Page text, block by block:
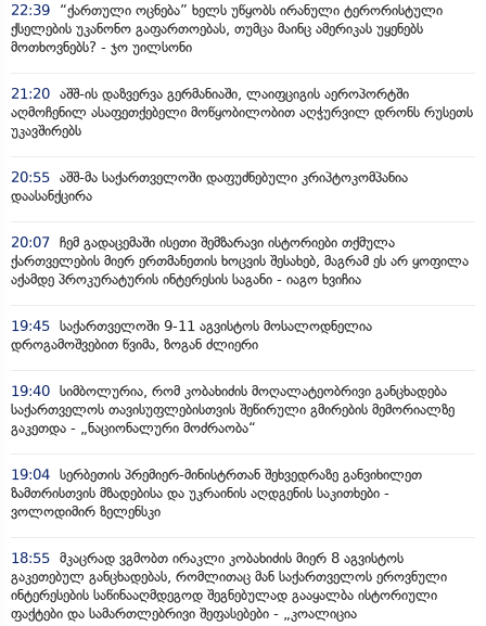
22:39
“ქართული ოცნება” ხელს უწყობს ირანული ტერორისტული
ქსელების უკანონო გაფართოებას, თუმცა მაინც ამერიკას უყენებს
მოთხოვნებს? - ჯო უილსონი
21:20 აშშ-ის დაზვერვა გერმანიაში, ლაიფციგის აეროპორტში
აღმოჩენილ ასაფეთქებელი მოწყობილობით აღჭურვილ დრონს რუსეთს
უკავშირებს
20:55 აშშ-მა საქართველოში დაფუძნებული კრიპტოკომპანია
დაასანქცირა
20:07 ჩემ გადაცემაში ისეთი შემზარავი ისტორიები თქმულა
ქართველების მიერ ერთმანეთის ხოცვის შესახებ, მაგრამ ეს არ ყოფილა
აქამდე პროკურატურის ინტერესის საგანი - იაგო ხვიჩია
19:45 საქართველოში 9-11 აგვისტოს მოსალოდნელია
დროგამოშვებით წვიმა, ზოგან ძლიერი
19:40 სიმბოლურია, რომ კობახიძის მოღალატეობრივი განცხადება
საქართველოს თავისუფლებისთვის შეწირული გმირების მემორიალზე
გაკეთდა - „ნაციონალური მოძრაობა“
19:04 სერბეთის პრემიერ-მინისტრთან შეხვედრაზე განვიხილეთ
ზამთრისთვის მზადებისა და უკრაინის აღდგენის საკითხები -
ვოლოდიმირ ზელენსკი
18:55 მკაცრად ვგმობთ ირაკლი კობახიძის მიერ 8 აგვისტოს
გაკეთებულ განცხადებას, რომლითაც მან საქართველოს ეროვნული
ინტერესების საწინააღმდეგოდ შეგნებულად გააყალბა ისტორიული
ფაქტები და სამართლებრივი შეფასებები - „კოალიცია